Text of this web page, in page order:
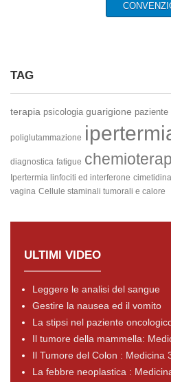
TAG
terapia psicologia guarigione paziente
poliglutammazione
diagnostica fatigue
Ipertermia linfociti ed interferone cimetidina
vagina Cellule staminali tumorali e calore
ULTIMI VIDEO
Leggere le analisi del sangue
Gestire la nausea ed il vomito
La stipsi nel paziente
Il tumore della mammella:
Il Tumore del Colon : Medicina
La febbre neoplastica :